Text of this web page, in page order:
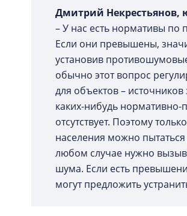
Дмитрий Некрестьянов,
– У нас есть нормативы по
Если они превышены,
установив
обычно этот вопрос
для объектов –
каких-нибудь нормативно-
отсутствует. Поэтому
населения можно
любом случае нужно
шума. Если есть
могут предложить